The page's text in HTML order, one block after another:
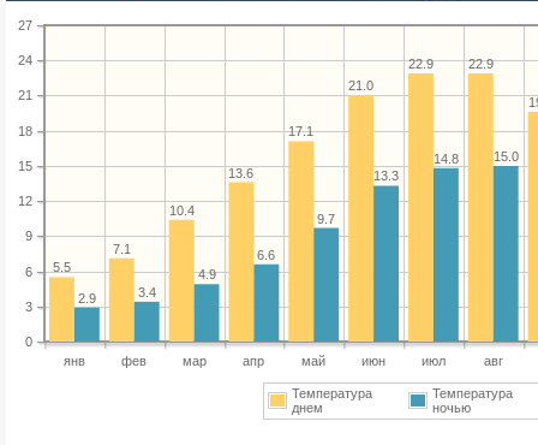
янв фев мар апр май июн июл авг
0
3
6
9
12
15
18
21
24
27
22.9
22.9
21.0
17.1
13.6
10.4
7.1
5.5
15.0
14.8
13.3
9.7
6.6
4.9
3.4
2.9
Температура
днем
Температура
ночью